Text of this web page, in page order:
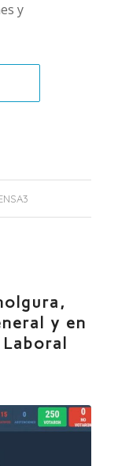
y
y en